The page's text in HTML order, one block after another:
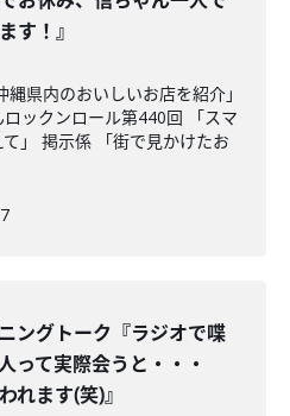
す！』
県内のおいしいお店を紹介」
ックンロール第440回 「スマ
」 掲示係 「街で見かけたお
ングトーク『ラジオで喋
って実際会うと・・・
れます(笑)』